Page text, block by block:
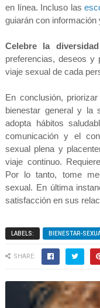
en línea. Incluso las
guiarán con información
Celebre la
preferencias, deseos y
viaje sexual de cada
En conclusión,
bienestar general y la
adopta hábitos
comunicación y el
sexual plena y
viaje continuo.
Por lo tanto, tome
sexual. En última
satisfacción en sus
LABELS: BIENESTAR-
SHARE: